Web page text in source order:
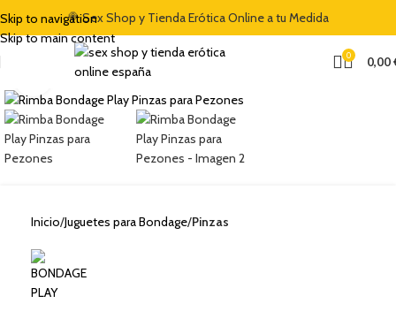
Skip to navigation
Skip to main content
🍭 Sex Shop y Tienda Erótica Online a tu Medida
0 0,00
Clic para ampliar
Inicio Juguetes para Bondage Pinzas